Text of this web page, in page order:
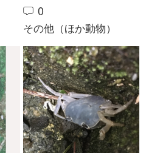
サワガニ
haru
2022/01/01
1
その他（ほか動物）